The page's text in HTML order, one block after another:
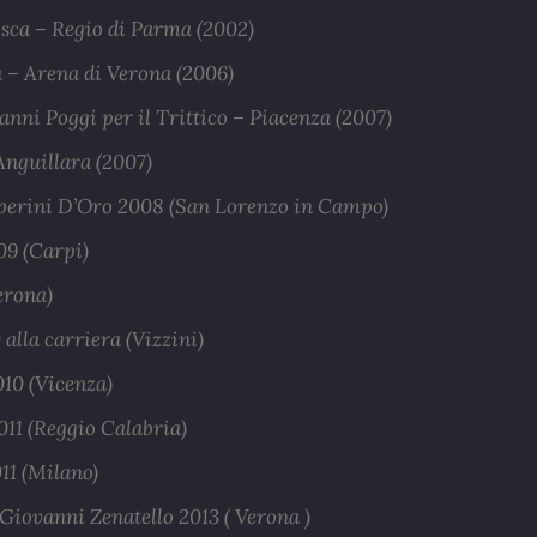
– Regio di Parma (2002)
Arena di Verona (2006)
Poggi per il Trittico – Piacenza (2007)
(2007)
D’Oro 2008 (San Lorenzo in Campo)
(Carpi)
alla carriera (Vizzini)
(Vicenza)
(Reggio Calabria)
(Milano)
Zenatello 2013 ( Verona )